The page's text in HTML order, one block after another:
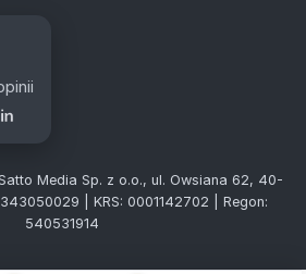
Media Sp. z o.o., ul. Owsiana 62, 40-
| KRS: 0001142702 | Regon:
540531914